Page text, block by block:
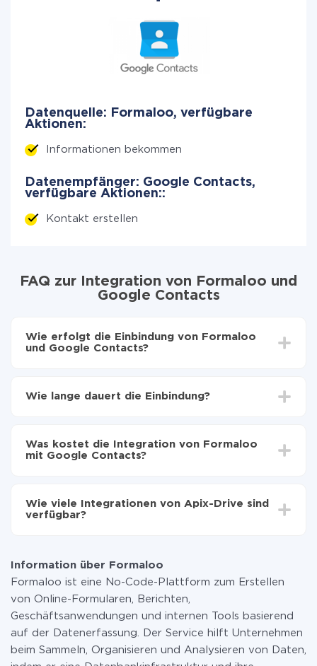
Datenquelle: Formaloo, verfügbare
Aktionen:
Informationen bekommen
Datenempfänger: Google Contacts,
verfügbare Aktionen::
Kontakt erstellen
FAQ zur Integration von Formaloo und
Google Contacts
Wie erfolgt die Einbindung von Formaloo
und Google Contacts?
Contacts zu übertragen
auf Google Contacts übertragen
Wie lange dauert die Einbindung?
Im Durchschnitt dauert es 10-15 Minuten.
Was kostet die Integration von Formaloo
mit Google Contacts?
zahlen nur für die Datenmenge, die über unseren
Service von einem System auf ein anderes übertragen
Weitere Informationen zuTarifen
Wie viele Integrationen von Apix-Drive sind
verfügbar?
Information über Formaloo
Formaloo ist eine No-Code-Plattform zum Erstellen
von Online-Formularen, Berichten,
Geschäftsanwendungen und internen Tools basierend
auf der Datenerfassung. Der Service hilft Unternehmen
beim Sammeln, Organisieren und Analysieren von Daten,